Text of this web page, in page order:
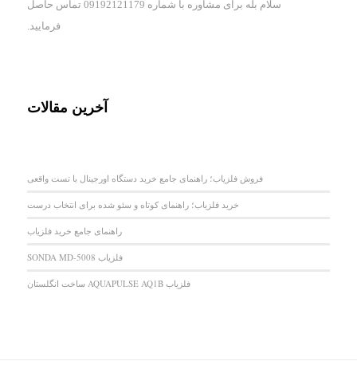
سلام بله برای مشاوره با شماره 09192121179 تماس حاصل
فرمایید.
آخرین مقالات
فروش فلزیاب؛ راهنمای جامع خرید دستگاه اورجینال با تست واقعی
خرید فلزیاب؛ راهنمای کوتاه و سئو شده برای انتخاب درست
راهنمای جامع خرید فلزیاب
فلزیاب SONDA MD-5008
فلزیاب AQUAPULSE AQ1B ساخت انگلستان